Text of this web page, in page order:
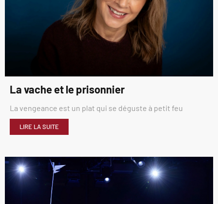
La vache et le prisonnier
La vengeance est un plat qui se déguste à petit feu
LIRE LA SUITE